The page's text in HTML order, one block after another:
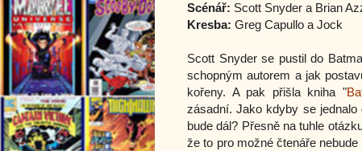
Scénář: Scott Snyder a Brian
Kresba: Greg Capullo a Jock
Scott Snyder se pustil do
schopným autorem a jak
kořeny. A pak přišla kniha "
zásadní. Jako kdyby se
bude dál? Přesně na tuhle
že to pro možné čtenáře